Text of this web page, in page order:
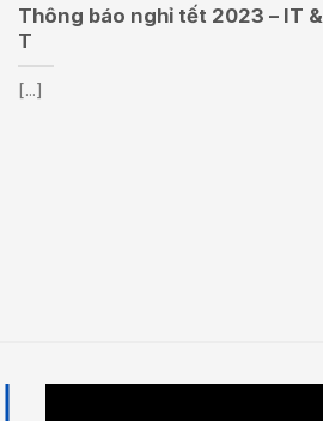
Thông báo nghỉ tết 2023 – IT &
T
[...]